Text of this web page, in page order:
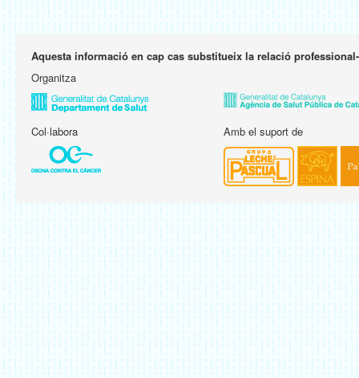
Aquesta informació en cap cas substitueix la relació
Organitza
Col·labora Amb el suport de